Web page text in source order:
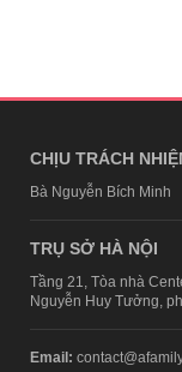
CHỊU TRÁCH
Bà Nguyễn Bích Minh
TRỤ SỞ HÀ NỘI
Tầng 21, Tòa nhà
Nguyễn Huy Tưởng,
Email: